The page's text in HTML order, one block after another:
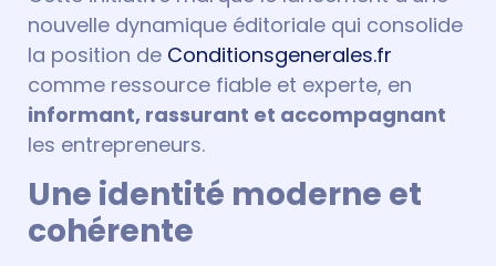
nouvelle dynamique éditoriale qui consolide
la position de Conditionsgenerales.fr
comme ressource fiable et experte, en
informant, rassurant et accompagnant
les entrepreneurs.
Une identité moderne et
cohérente